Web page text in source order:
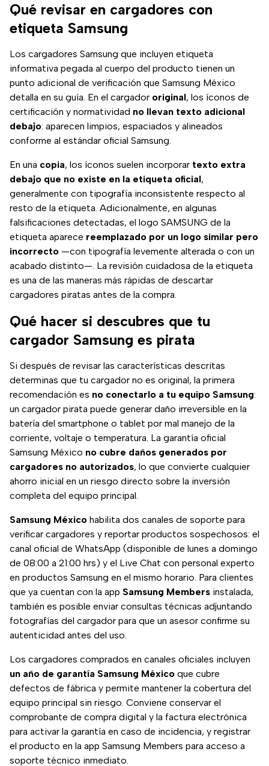
Qué revisar en cargadores con
etiqueta Samsung
Los cargadores Samsung que incluyen etiqueta
informativa pegada al cuerpo del producto tienen un
punto adicional de verificación que Samsung México
detalla en su guía. En el cargador original, los íconos de
certificación y normatividad no llevan texto adicional
debajo: aparecen limpios, espaciados y alineados
conforme al estándar oficial Samsung.
En una copia, los íconos suelen incorporar texto extra
debajo que no existe en la etiqueta oficial,
generalmente con tipografía inconsistente respecto al
resto de la etiqueta. Adicionalmente, en algunas
falsificaciones detectadas, el logo SAMSUNG de la
etiqueta aparece reemplazado por un logo similar pero
incorrecto —con tipografía levemente alterada o con un
acabado distinto—. La revisión cuidadosa de la etiqueta
es una de las maneras más rápidas de descartar
cargadores piratas antes de la compra.
Qué hacer si descubres que tu
cargador Samsung es pirata
Si después de revisar las características descritas
determinas que tu cargador no es original, la primera
recomendación es no conectarlo a tu equipo Samsung:
un cargador pirata puede generar daño irreversible en la
batería del smartphone o tablet por mal manejo de la
corriente, voltaje o temperatura. La garantía oficial
Samsung México no cubre daños generados por
cargadores no autorizados, lo que convierte cualquier
ahorro inicial en un riesgo directo sobre la inversión
completa del equipo principal.
Samsung México habilita dos canales de soporte para
verificar cargadores y reportar productos sospechosos: el
canal oficial de WhatsApp (disponible de lunes a domingo
de 08:00 a 21:00 hrs) y el Live Chat con personal experto
en productos Samsung en el mismo horario. Para clientes
que ya cuentan con la app Samsung Members instalada,
también es posible enviar consultas técnicas adjuntando
fotografías del cargador para que un asesor confirme su
autenticidad antes del uso.
Los cargadores comprados en canales oficiales incluyen
un año de garantía Samsung México que cubre
defectos de fábrica y permite mantener la cobertura del
equipo principal sin riesgo. Conviene conservar el
comprobante de compra digital y la factura electrónica
para activar la garantía en caso de incidencia, y registrar
el producto en la app Samsung Members para acceso a
soporte técnico inmediato.